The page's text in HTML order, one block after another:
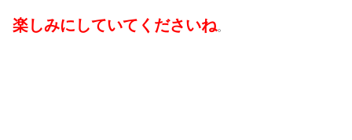
楽しみにしていてくださいね。